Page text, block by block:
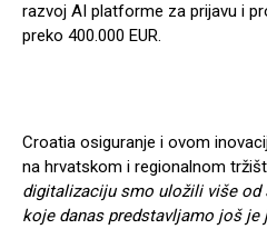
razvoj AI platforme za prijavu i
preko 400.000 EUR.
Croatia osiguranje i ovom
na hrvatskom i regionalnom
digitalizaciju smo uložili više od
koje danas predstavljamo još